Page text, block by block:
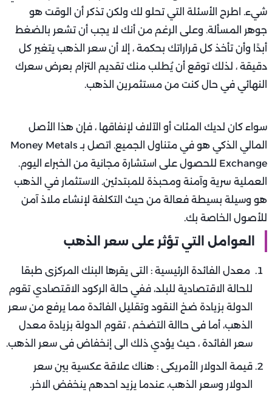
شيء. اطرح الأسئلة التي تحلو لك ولكن تذكر أن الوقت هو
جوهر المسألة. وعلى الرغم من أنك لا يجب أن تشعر بالضغط
أبدًا وأن تأخذ كل قراراتك بحكمة ، إلا أن سعر الذهب يتغير كل
دقيقة ، لذلك توقع أن يُطلب منك تقديم التزام بعرض سعرك
النهائي في حال كنت من مستثمرين الذهب.
سواء كان لديك المئات أو الآلاف لإنفاقها ، فإن هذا الأصل
المالي الذكي هو في متناول الجميع. اتصل بـ Money Metals
Exchange للحصول على استشارة مجانية من الخبراء اليوم.
العملية سرية وآمنة ومحبذة للمبتدئين. الاستثمار في الذهب
هو وسيلة بسيطة فعالة من حيث التكلفة لإنشاء ملاذ آمن
للأصول الخاصة بك.
العوامل التي تؤثر على سعر الذهب
معدل الفائدة الرئيسية : التى يقرها البنك المركزى طبقا
للحالة الاقتصادية للبلد، ففي حالة الركود الاقتصادي تقوم
الدولة بزيادة ضخ النقود وتقليل الفائدة مما يرفع من سعر
الذهب، أما فى حاالة التضخم ، تقوم الدولة بزيادة معدل
سعر الفائدة ، حيث يؤدي ذلك الى إنخفاض فى سعر الذهب.
قيمة الدولار الأمريكى : هناك علاقة عكسية بين سعر
الدولار وسعر الذهب، عندما يزيد احدهم ينخفض الاخر.